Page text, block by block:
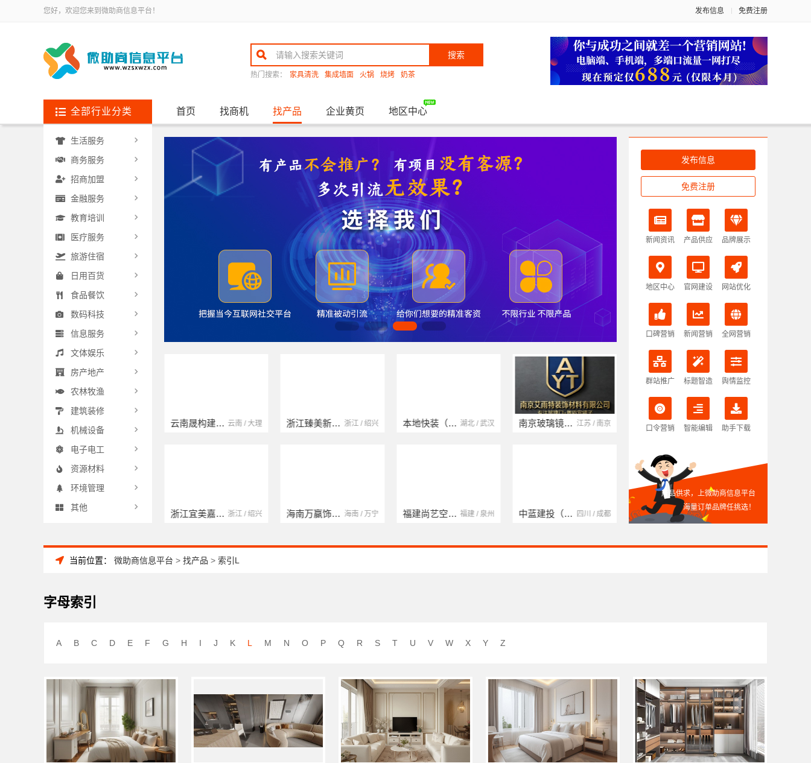
您好，欢迎您来到微助商信息平台！ 发布信息 免费注册
搜索
热门搜索： 家具清洗 集成墙面 火锅 烧烤 奶茶
全部行业分类 首页 找商机 找产品 企业黄页 地区中心
云南晟构建筑建材有限公司 云南 / 大理
浙江宜美嘉装饰工程有限公司 浙江 / 绍兴
浙江臻美新型建材有限公司 浙江 / 绍兴
海南万赢饰家新型建筑材料有限公司 海南 / 万宁
本地快装（湖北）科技有限公司 湖北 / 武汉
福建尚艺空间新材料科技有限公司 福建 / 泉州
南京玻璃镜子加工厂 江苏 / 南京
中蓝建投（北京）建设有限公司四川第一分公司 四川 / 成都
湖北省腾冠畅实业贸易有限公司 湖北 / 武汉
湖南自由家装饰工程有限公司 湖南 / 湘潭
生活服务
商务服务
招商加盟
金融服务
教育培训
医疗服务
旅游住宿
日用百货
食品餐饮
数码科技
信息服务
文体娱乐
房产地产
农林牧渔
建筑装修
机械设备
电子电工
资源材料
环境管理
其他
发布信息
免费注册
新闻资讯 产品供应 品牌展示
地区中心 官网建设 网站优化
口碑营销 新闻营销 全网营销
群站推广 标题智造 舆情监控
口令营销 智能编辑 助手下载
产品供求，上微助商信息平台
海量订单品牌任挑选！
当前位置： 微助商信息平台 > 找产品 > 索引L
字母索引
A B C D E F G H I J K L M N O P Q R S T U V W X Y Z